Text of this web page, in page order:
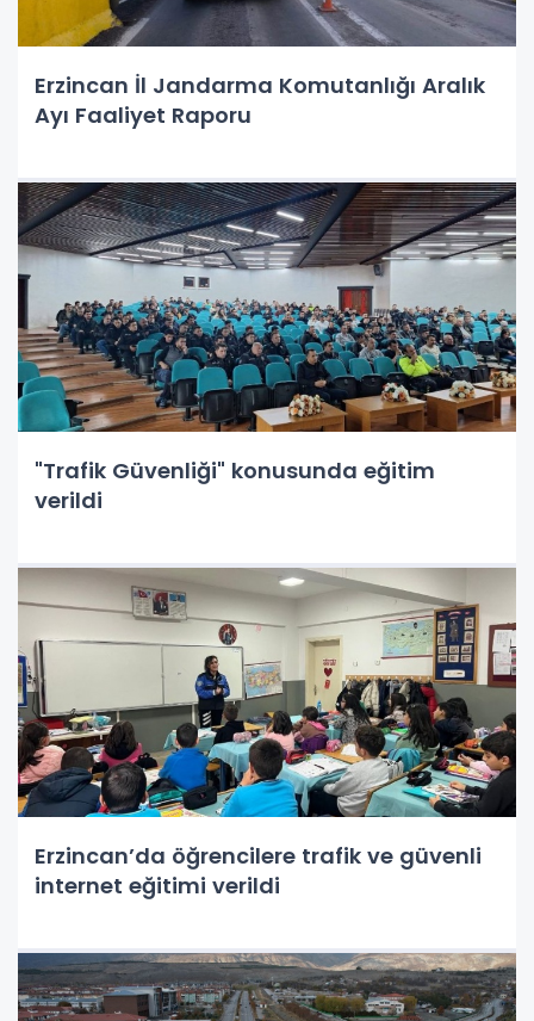
Erzincan İl Jandarma Komutanlığı Aralık
Ayı Faaliyet Raporu
"Trafik Güvenliği" konusunda eğitim
verildi
Erzincan’da öğrencilere trafik ve güvenli
internet eğitimi verildi